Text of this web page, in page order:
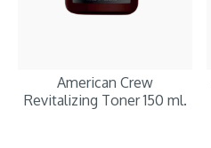
American Crew
Revitalizing Toner 150 ml.